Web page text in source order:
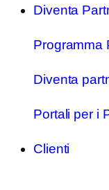
Diventa
Programma
Diventa
Portali per i
Clienti